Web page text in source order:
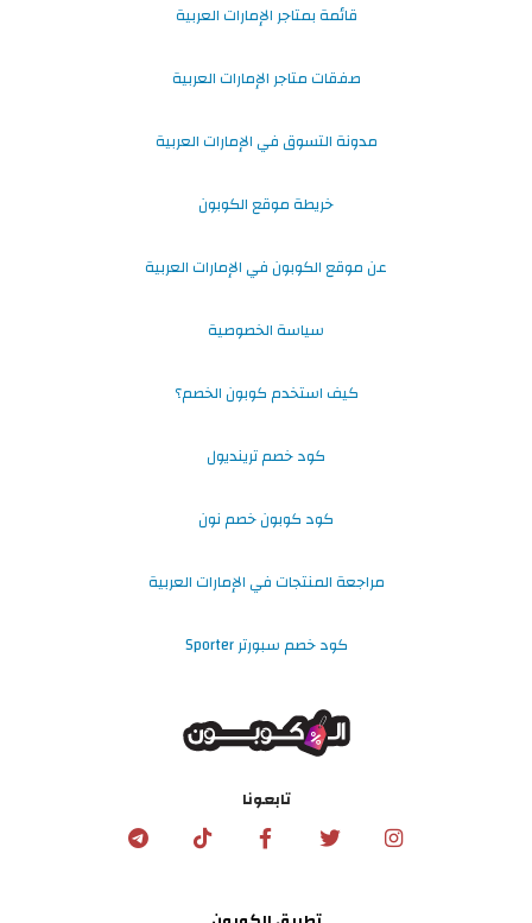
قائمة بمتاجر الإمارات العربية
صفقات متاجر الإمارات العربية
مدونة التسوق في الإمارات العربية
خريطة موقع الكوبون
عن موقع الكوبون في الإمارات العربية
سياسة الخصوصية
كيف استخدم كوبون الخصم؟
كود خصم ترينديول
كود كوبون خصم نون
مراجعة المنتجات في الإمارات العربية
كود خصم سبورتر Sporter
تابعونا